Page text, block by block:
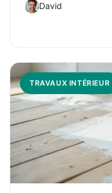
David
TRAVAUX INTÉRIEUR